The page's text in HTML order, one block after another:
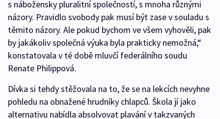
s nábožensky pluralitní společností, s mnoha různými
názory. Pravidlo svobody pak musí být zase v souladu s
těmito názory. Ale pokud bychom ve všem vyhověli, pak
by jakákoliv společná výuka byla prakticky nemožná,“
konstatovala v té době mluvčí federálního soudu
Renate Philippová.
Dívka si tehdy stěžovala na to, že se na lekcích nevyhne
pohledu na obnažené hrudníky chlapců. Škola jí jako
alternativu nabídla absolvovat plavání v takzvaných